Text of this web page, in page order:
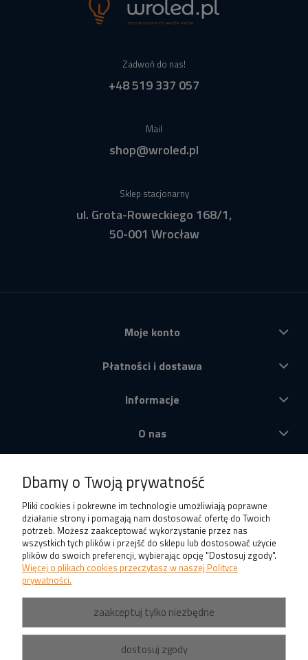
Zadwoń do nas!
+48 519 337 057
Mail
shop@wroled.pl
Sklep stacjonarny
ul. Grota-Roweckiego 168/1,
50-001 Wrocław
Moje konto
Płatności i dostawa
Informacje
O nas
Dbamy o Twoją prywatność
Pliki cookies i pokrewne im technologie umożliwiają poprawne
działanie strony i pomagają nam dostosować ofertę do Twoich
potrzeb. Możesz zaakceptować wykorzystanie przez nas
wszystkich tych plików i przejść do sklepu lub dostosować użycie
plików do swoich preferencji, wybierając opcję "Dostosuj zgody".
Więcej o plikach cookies przeczytasz w naszej Polityce
prywatności.
zaakceptuj tylko niezbędne
dostosuj zgody